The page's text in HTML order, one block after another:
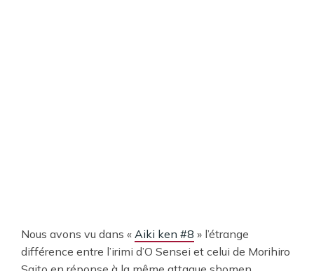
Nous avons vu dans « Aiki ken #8 » l’étrange
différence entre l’irimi d’O Sensei et celui de Morihiro